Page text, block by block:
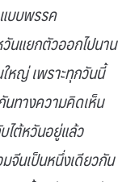
บบพรรค
นแยกตัวออกไปนาน
หญ่ เพราะทุกวันนี้
นทางความคิดเห็น
ไต้หวันอยู่แล้ว
จีนเป็นหนึ่งเดียวกัน